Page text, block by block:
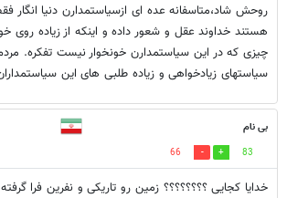
روحش شاد،متاسفانه عده ای ازسیاستمدارن دنیا
هستند خداوند عقل و شعور داده و اینکه از زیاده روی
چیزی که در این سیاستمدارن خونخوار نیست تفکره.
سیاستهای زیادخواهی و زیاده طلبی های این
بی نام
83
66
خدایا کجایی ؟؟؟؟؟؟؟؟ زمین رو تاریکی و نفرین فرا گرفته